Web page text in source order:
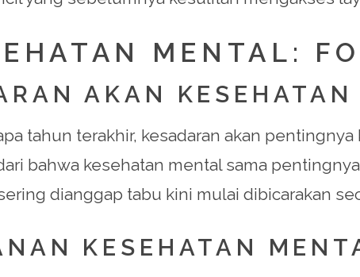
MENTAL:
AKAN
tahun terakhir, kesadaran akan
bahwa kesehatan mental sama
dianggap tabu kini mulai dibicarakan
KESEHATAN